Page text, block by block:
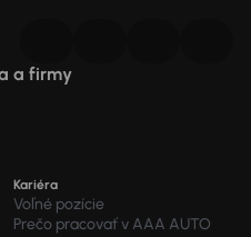
a firmy
Kariéra
Voľné pozície
Prečo pracovať v AAA AUTO